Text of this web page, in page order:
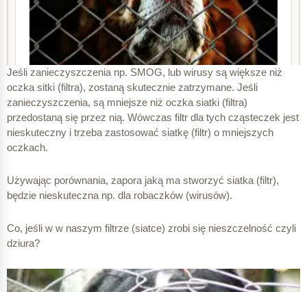
Jeśli zanieczyszczenia np. SMOG, lub wirusy są większe niż
oczka sitki (filtra), zostaną skutecznie zatrzymane. Jeśli
zanieczyszczenia, są mniejsze niż oczka siatki (filtra)
przedostaną się przez nią. Wówczas filtr dla tych cząsteczek jest
nieskuteczny i trzeba zastosować siatkę (filtr) o mniejszych
oczkach.
Używając porównania, zapora jaką ma stworzyć siatka (filtr),
będzie nieskuteczna np. dla robaczków (wirusów).
Co, jeśli w w naszym filtrze (siatce) zrobi się nieszczelność czyli
dziura?